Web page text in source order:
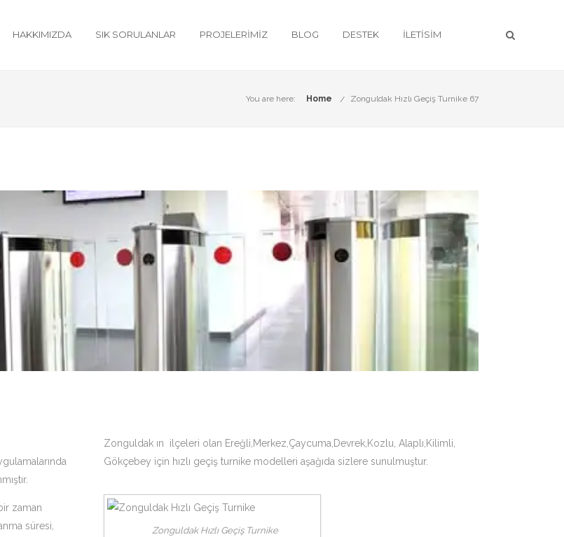
HAKKIMIZDA SIK SORULANLAR PROJELERIMIZ BLOG DESTEK İLETISIM
You are here: Home Zonguldak Hızlı Geçiş Turnike 67
Hızlı Geçiş Turnike Çeşitleri
Adilo Bilişim olarak aşağıdaki ürün çeşitleri ile hizmetinizdeyiz.
zaman
süresi,
Zonguldak ın ilçeleri olan Ereğli,Merkez,Çaycuma,Devrek,Kozlu, Alaplı,Kilimli,
Gökçebey için hızlı geçiş turnike modelleri aşağıda sizlere sunulmuştur.
Zonguldak Hızlı Geçiş Turnike